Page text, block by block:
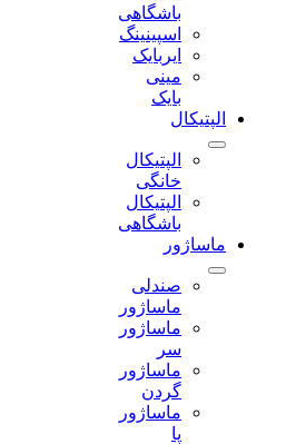
باشگاهی
اسپینینگ
ایربایک
مینی
الپتیکال
الپتیکال
خانگی
الپتیکال
باشگاهی
ماساژور
صندلی
ماساژور
ماساژور
ماساژور
ماساژور